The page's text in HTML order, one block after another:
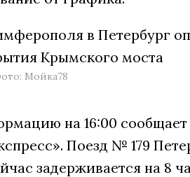
Мойка78
на 16:00
Поезд № 179
задерживается на 8